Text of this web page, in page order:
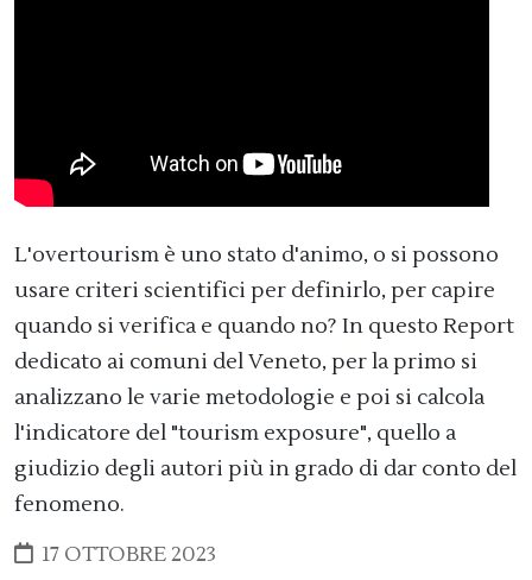
L'overtourism è uno stato d'animo, o si possono
usare criteri scientifici per definirlo, per capire
quando si verifica e quando no? In questo Report
dedicato ai comuni del Veneto, per la primo si
analizzano le varie metodologie e poi si calcola
l'indicatore del "tourism exposure", quello a
giudizio degli autori più in grado di dar conto del
fenomeno.
17 OTTOBRE 2023